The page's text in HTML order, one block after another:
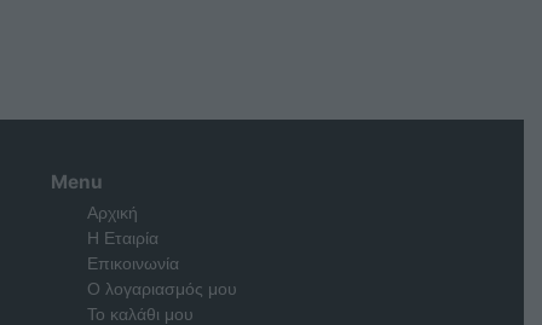
Menu
Αρχική
Η Εταιρία
Επικοινωνία
Ο λογαριασμός μου
Το καλάθι μου